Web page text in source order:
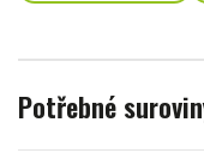
Potřebné